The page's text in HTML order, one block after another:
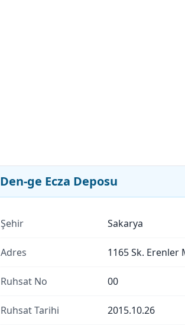
Den-ge Ecza Deposu
Şehir Sakarya
Adres 1165 Sk. Erenler
Ruhsat No 00
Ruhsat Tarihi 2015.10.26